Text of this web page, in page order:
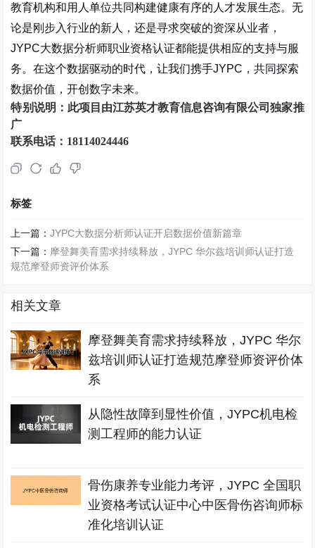
教育机构和用人单位共同构建健康有序的人才发展生态。无
论是刚步入行业的新人，还是寻求突破的资深从业者，
JYPC大数据分析师职业资格认证都能提供相应的支持与服
务。在这个数据驱动的时代，让我们携手JYPC，共同探索
数据价值，开创数字未来。
特别说明：此项目由江苏英才教育信息咨询有限公司独家推
广
联系电话： 18114024446
标签
上一篇：JYPC大数据分析师认证开启数据价值新篇章
下一篇： 摩登舞美育需求持续释放，JYPC 华尔兹培训师认证打造
规范摩登师资评价体系
相关文章
摩登舞美育需求持续释放，JYPC 华尔
兹培训师认证打造规范摩登师资评价体
系
从隐性故障到显性价值，JYPC机电检
测工程师的能力认证
骨伤康养专业能力考评，JYPC 全国职
业资格考试认证中心中医骨伤咨询师标
准化培训认证